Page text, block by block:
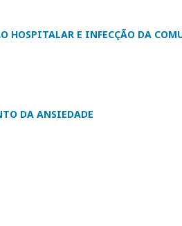
HOSPITALAR E INFECÇÃO DA
DA ANSIEDADE